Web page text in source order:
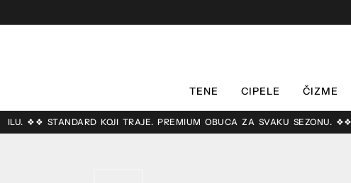
TENE CIPELE ČIZME
KOJI TRAJE. PREMIUM OBUĆA ZA SVAKU SEZONU. ❖❖ RUČNA